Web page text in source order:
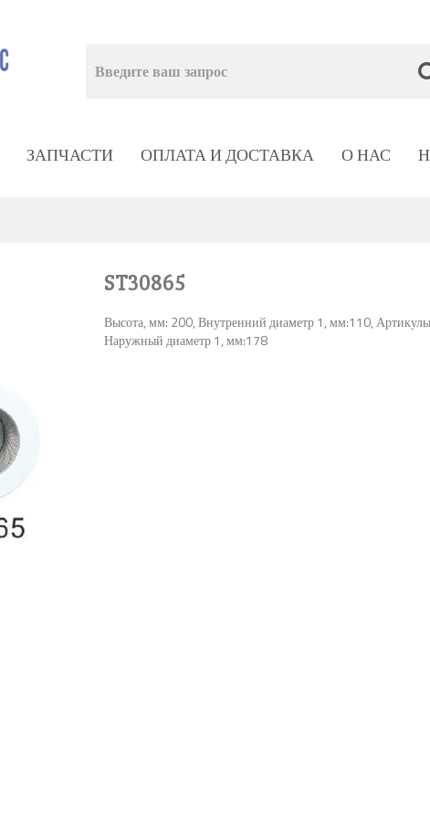
ЗАПЧАСТИ ОПЛАТА И ДОСТАВКА О НАС
ST30865
Высота, мм: 200, Внутренний диаметр 1, мм:110,
Наружный диаметр 1, мм:178